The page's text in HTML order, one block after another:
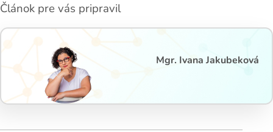
Článok pre vás pripravil
Mgr. Ivana Jakubeková